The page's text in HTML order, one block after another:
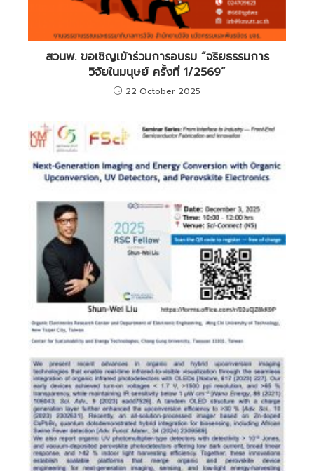
สวนพ. ขอเชิญเข้าร่วมการอบรม “จริยธรรมการ
วิจัยในมนุษย์ ครั้งที่ 1/2569”
22 October 2025